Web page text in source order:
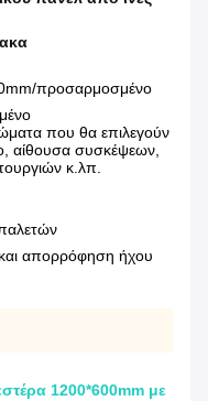
προσαρμοσμένο
που θα επιλεγούν
αίθουσα συσκέψεων,
κ.λπ.
απορρόφηση ήχου
1200*600mm με